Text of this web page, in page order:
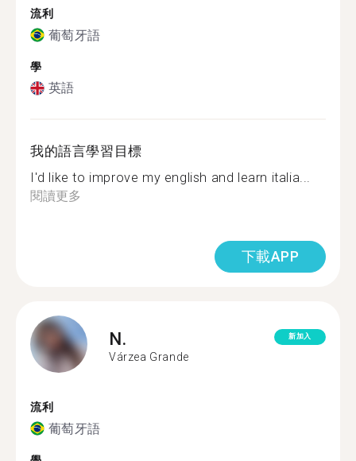
流利
葡萄牙語
學
英語
我的語言學習目標
I'd like to improve my english and learn italia...
閱讀更多
下載APP
N.
Várzea Grande
新加入
流利
葡萄牙語